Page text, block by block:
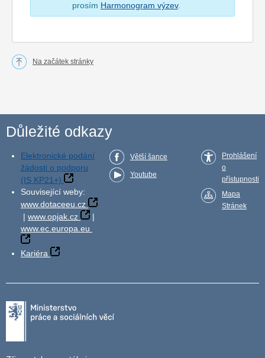
prosím Harmonogram výzev.
Na začátek stránky
Důležité odkazy
Elektronické podání
žádosti o podporu
(IS KP21+)
Související weby:
www.dotaceeu.cz
| www.opjak.cz
|
www.ec.europa.eu
Kariéra
Větší šance
Youtube
Prohlášení
o
přístupnosti
Mapa
Stránek